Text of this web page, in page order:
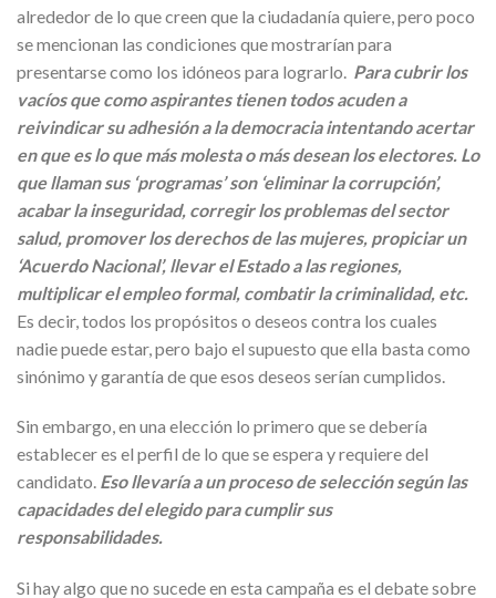
alrededor de lo que creen que la ciudadanía quiere, pero poco
se mencionan las condiciones que mostrarían para
presentarse como los idóneos para lograrlo.
Para cubrir los
vacíos que como aspirantes tienen todos acuden a
reivindicar su adhesión a la democracia intentando acertar
en que es lo que más molesta o más desean los electores. Lo
que llaman sus ‘programas’ son ‘eliminar la corrupción’,
acabar la inseguridad, corregir los problemas del sector
salud, promover los derechos de las mujeres, propiciar un
‘Acuerdo Nacional’, llevar el Estado a las regiones,
multiplicar el empleo formal, combatir la criminalidad, etc.
Es decir, todos los propósitos o deseos contra los cuales
nadie puede estar, pero bajo el supuesto que ella basta como
sinónimo y garantía de que esos deseos serían cumplidos.
Sin embargo, en una elección lo primero que se debería
establecer es el perfil de lo que se espera y requiere del
candidato. Eso llevaría a un proceso de selección según las
capacidades del elegido para cumplir sus
responsabilidades.
Si hay algo que no sucede en esta campaña es el debate sobre